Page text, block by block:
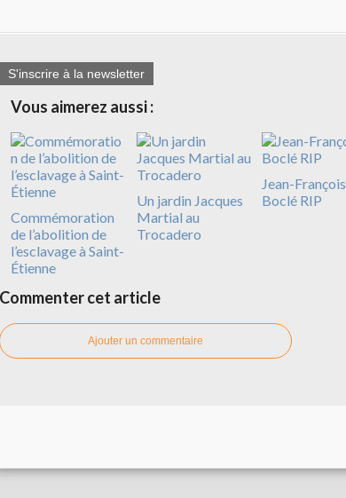
S'inscrire à la newsletter
Vous aimerez aussi :
Commémoration
de l’abolition de
l’esclavage à Saint-
Étienne
Un jardin Jacques
Martial au
Trocadero
Jean-François
Boclé RIP
Commenter cet article
Ajouter un commentaire